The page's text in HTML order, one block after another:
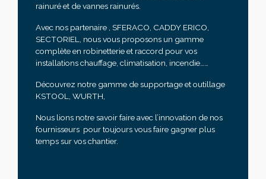
rainuré et de vannes rainurés.
Avec nos partenaire , SFERACO, CADDY ERICO,
SECTORIEL, nous vous proposons un gamme
complète en robinetterie et raccord pour vos
installations chauffage, climatisation, incendie……
Découvrez notre gamme de supportage et outillage
KSTOOL, WURTH,
Nous lions notre savoir faire avec l’innovation de nos
fournisseurs pour toujours vous faire gagner plus
temps sur vos chantier.